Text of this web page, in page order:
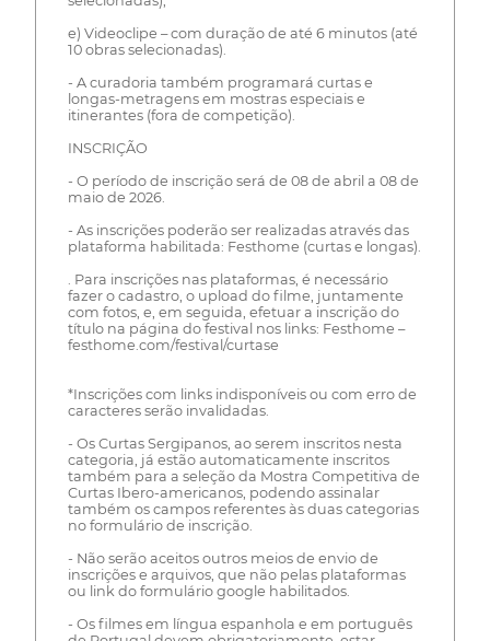
e) Videoclipe – com duração de até 6 minutos (até
10 obras selecionadas).
- A curadoria também programará curtas e
longas-metragens em mostras especiais e
itinerantes (fora de competição).
INSCRIÇÃO
- O período de inscrição será de 08 de abril a 08 de
maio de 2026.
- As inscrições poderão ser realizadas através das
plataforma habilitada: Festhome (curtas e longas).
. Para inscrições nas plataformas, é necessário
fazer o cadastro, o upload do filme, juntamente
com fotos, e, em seguida, efetuar a inscrição do
título na página do festival nos links: Festhome –
festhome.com/festival/curtase
*Inscrições com links indisponíveis ou com erro de
caracteres serão invalidadas.
- Os Curtas Sergipanos, ao serem inscritos nesta
categoria, já estão automaticamente inscritos
também para a seleção da Mostra Competitiva de
Curtas Ibero-americanos, podendo assinalar
também os campos referentes às duas categorias
no formulário de inscrição.
- Não serão aceitos outros meios de envio de
inscrições e arquivos, que não pelas plataformas
ou link do formulário google habilitados.
- Os filmes em língua espanhola e em português